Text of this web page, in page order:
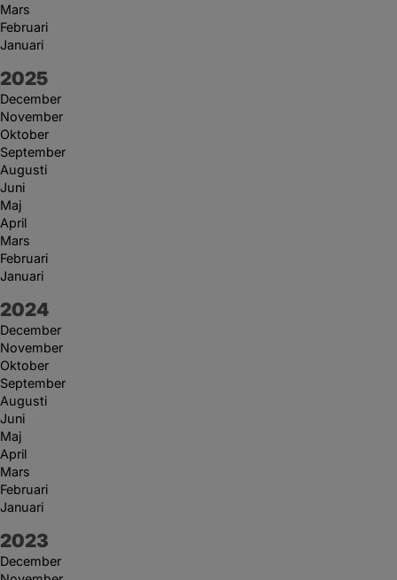
Mars
Februari
Januari
År:
2025
December
November
Oktober
September
Augusti
Juni
Maj
April
Mars
Februari
Januari
År:
2024
December
November
Oktober
September
Augusti
Juni
Maj
April
Mars
Februari
Januari
År:
2023
December